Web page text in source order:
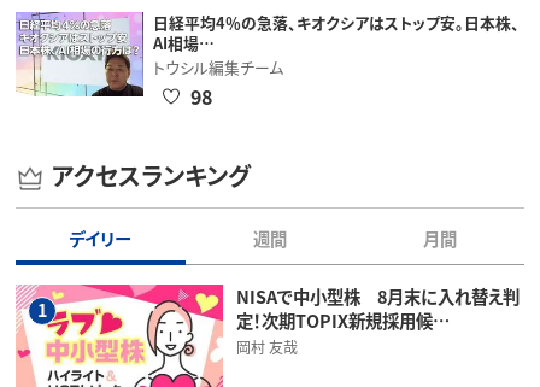
日経平均4％の急落、キオクシアはストップ安。日本株、
AI相場…
トウシル編集チーム
98
アクセスランキング
デイリー 週間 月間
1
NISAで中小型株 8月末に入れ替え判
定！次期TOPIX新規採用候…
岡村 友哉